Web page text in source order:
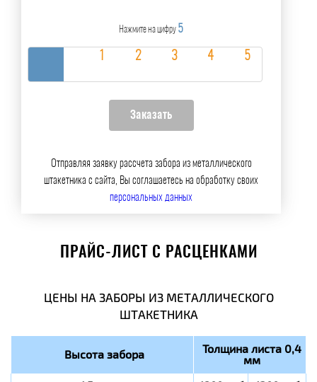
Нажмите на цифру 5
Отправляя заявку рассчета забора из металлического
штакетника с сайта, Вы соглашаетесь на обработку своих
персональных данных
ПРАЙС-ЛИСТ С РАСЦЕНКАМИ
ЦЕНЫ НА ЗАБОРЫ ИЗ МЕТАЛЛИЧЕСКОГО
ШТАКЕТНИКА
Высота забора Толщина листа 0,4
мм